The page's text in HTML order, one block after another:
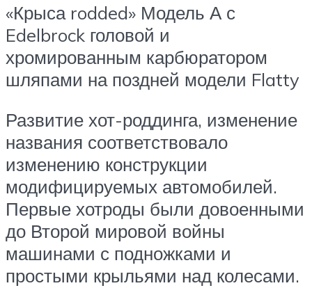
«Крыса rodded» Модель А с
Edelbrock головой и
хромированным карбюратором
шляпами на поздней модели Flatty
Развитие хот-роддинга, изменение
названия соответствовало
изменению конструкции
модифицируемых автомобилей.
Первые хотроды были довоенными
до Второй мировой войны
машинами с подножками и
простыми крыльями над колесами.